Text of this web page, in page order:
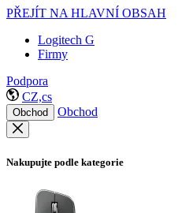
PŘEJÍT NA HLAVNÍ OBSAH
Logitech G
Firmy
Podpora
CZ,cs
Obchod Obchod
Nakupujte podle kategorie